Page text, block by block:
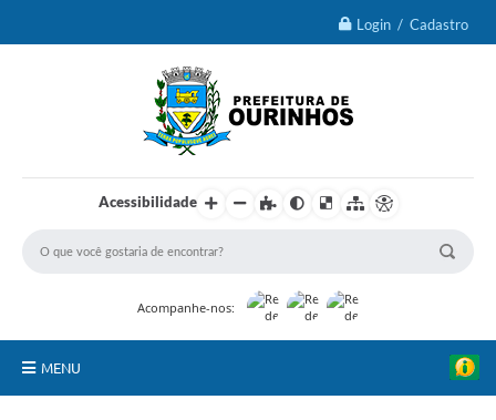
Login / Cadastro
Acessibilidade
Acompanhe-nos:
MENU